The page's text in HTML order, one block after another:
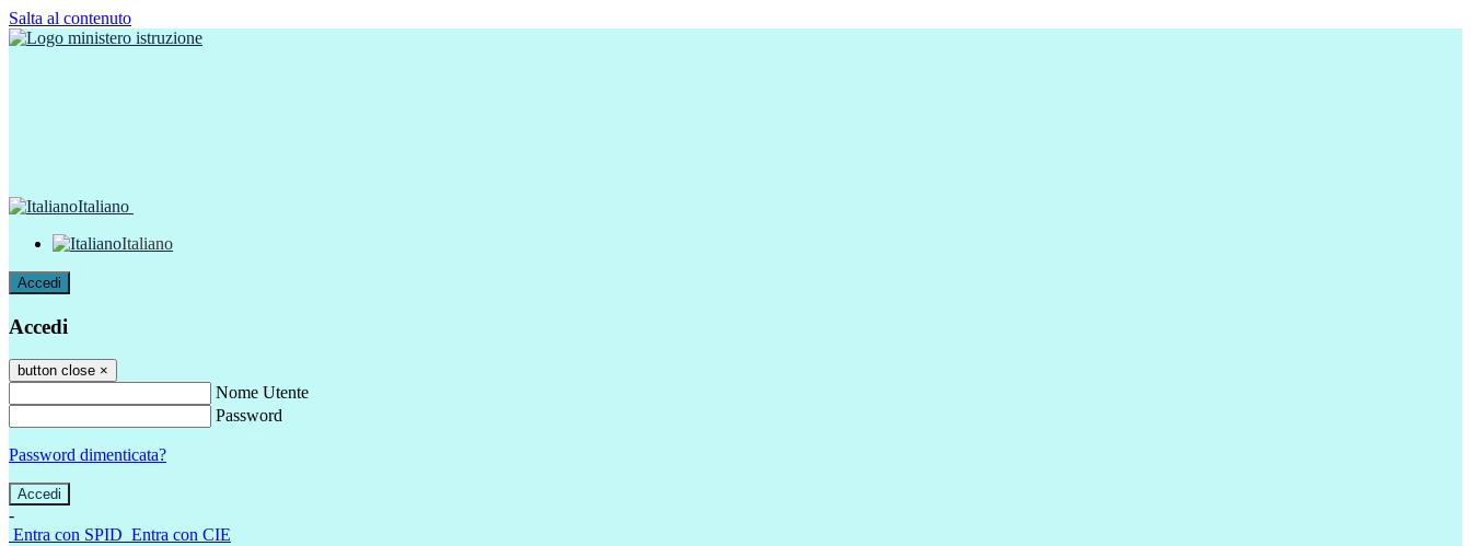
Salta al contenuto
Italiano
Italiano
Accedi
Accedi
button close ×
Nome Utente
Password
Password dimenticata?
-
Entra con SPID Entra con CIE